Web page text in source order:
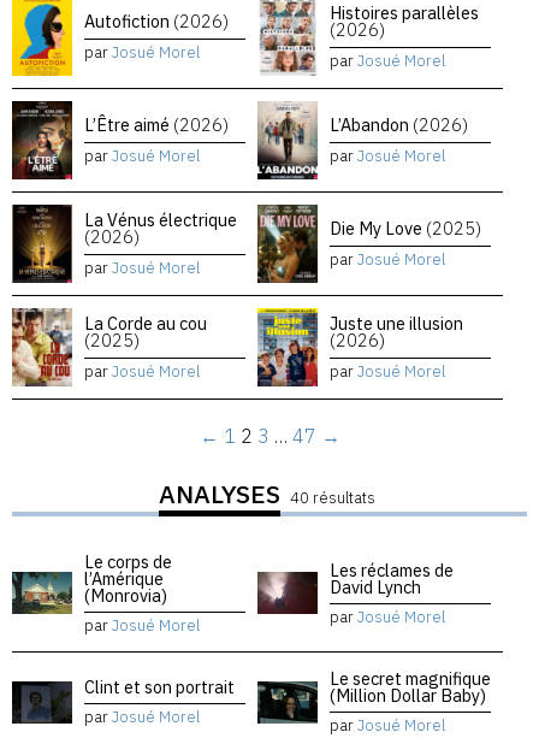
Autofiction (2026)
parJosué Morel
Histoires parallèles
(2026)
parJosué Morel
L’Être aimé (2026)
parJosué Morel
L’Abandon (2026)
parJosué Morel
La Vénus électrique
(2026)
parJosué Morel
Die My Love (2025)
parJosué Morel
La Corde au cou
(2025)
parJosué Morel
Juste une illusion
(2026)
parJosué Morel
← 1 2 3 … 47 →
ANALYSES 40 résultats
Le corps de
l’Amérique
(Monrovia)
parJosué Morel
Les réclames de
David Lynch
parJosué Morel
Clint et son portrait
parJosué Morel
Le secret magnifique
(Million Dollar Baby)
parJosué Morel